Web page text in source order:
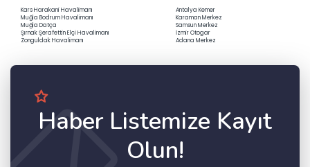
Kars Harakani Havalimanı
Muğla Bodrum Havalimanı
Muğla Datça
Şırnak Şerafettin Elçi Havalimanı
Zonguldak Havalimanı
Antalya Kemer
Karaman Merkez
Samsun Merkez
İzmir Otogar
Adana Merkez
Haber Listemize Kayıt
Olun!